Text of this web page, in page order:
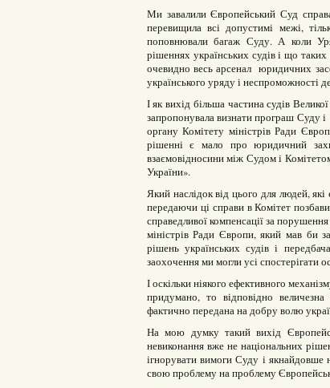
Ми завалили Європейський Суд
перевищила всі допустимі межі,
поповнювали багаж Суду. А коли
рішеннях українських судів і що
очевидно весь арсенал юридичних
українського уряду і неспроможності
І як вихід більша частина судів
запропонувала визнати програш Суду і
органу Комітету міністрів Ради
рішенні є мало про юридичний
взаємовідносини між Судом і
України».
Який наслідок від цього для людей,
передаючи ці справи в Комітет
справедливої компенсації за
міністрів Ради Європи, який мав би
рішень українських судів і
заохочення ми могли усі спостерігати
І оскільки ніякого ефективного
придумано, то відповідно
фактично передана на добру волю
На мою думку такий вихід
невиконання вже не національних
ігнорувати вимоги Суду і
свою проблему на проблему